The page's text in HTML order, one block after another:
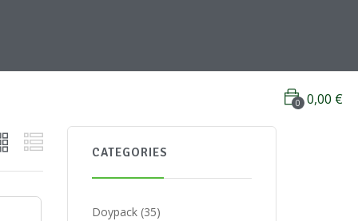
0 0,00 €
CATEGORIES
Doypack 35